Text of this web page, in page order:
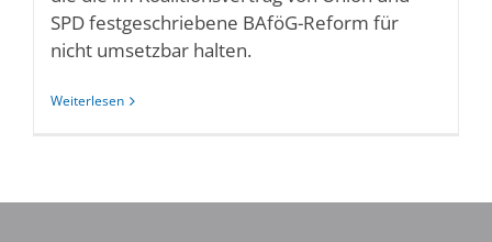
SPD festgeschriebene BAföG-Reform für
nicht umsetzbar halten.
Weiterlesen